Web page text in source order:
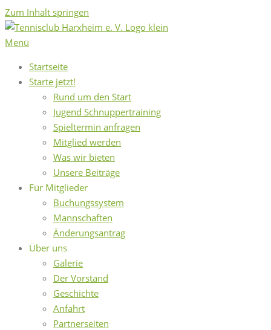
Zum Inhalt springen
Menü
Startseite
Starte jetzt!
Rund um den Start
Jugend Schnuppertraining
Spieltermin anfragen
Mitglied werden
Was wir bieten
Unsere Beiträge
Für Mitglieder
Buchungssystem
Mannschaften
Änderungsantrag
Über uns
Galerie
Der Vorstand
Geschichte
Anfahrt
Partnerseiten